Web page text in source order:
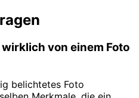
von einem Foto
belichtetes Foto